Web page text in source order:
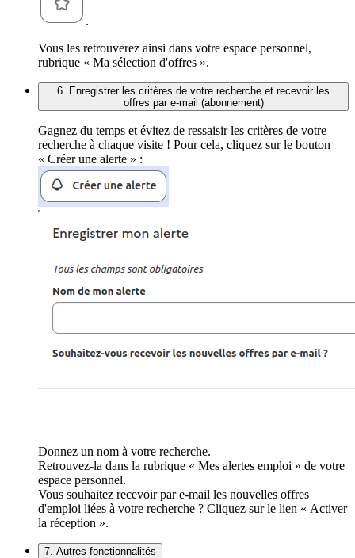
.
Vous les retrouverez ainsi dans votre espace personnel,
rubrique « Ma sélection d'offres ».
6. Enregistrer les critères de votre recherche et recevoir les
offres par e-mail (abonnement)
Gagnez du temps et évitez de ressaisir les critères de votre
recherche à chaque visite ! Pour cela, cliquez sur le bouton
« Créer une alerte » :
Donnez un nom à votre recherche.
Retrouvez-la dans la rubrique « Mes alertes emploi » de votre
espace personnel.
Vous souhaitez recevoir par e-mail les nouvelles offres
d'emploi liées à votre recherche ? Cliquez sur le lien « Activer
la réception ».
7. Autres fonctionnalités